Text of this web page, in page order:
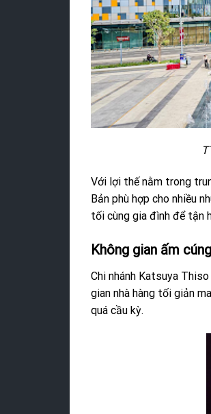
Với lợi thế nằm trong
Bản phù hợp cho nhiều
tối cùng gia đình để tận
Không gian ấm
Chi nhánh Katsuya
gian nhà hàng tối giản
quá cầu kỳ.